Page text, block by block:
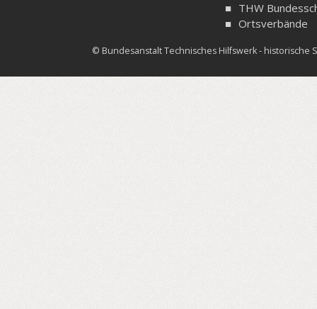
THW
Ortsverbände
© Bundesanstalt Technisches Hilfswerk - historische